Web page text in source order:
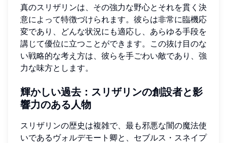
真のスリザリンは、その強力な野心とそれを貫く決
意によって特徴づけられます。彼らは非常に臨機応
変であり、どんな状況にも適応し、あらゆる手段を
講じて優位に立つことができます。この抜け目のな
い戦略的な考え方は、彼らを手ごわい敵であり、強
力な味方とします。
輝かしい過去：スリザリンの創設者と影
響力のある人物
スリザリンの歴史は複雑で、最も邪悪な闇の魔法使
いであるヴォルデモート卿と、セブルス・スネイプ